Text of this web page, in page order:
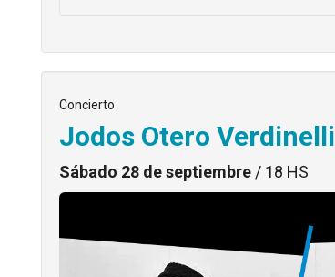
Concierto
Jodos Otero Verdinelli
Sábado 28 de septiembre / 18 HS